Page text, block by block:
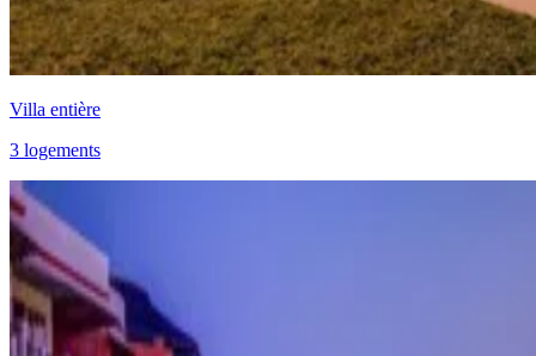
Villa entière
3 logements